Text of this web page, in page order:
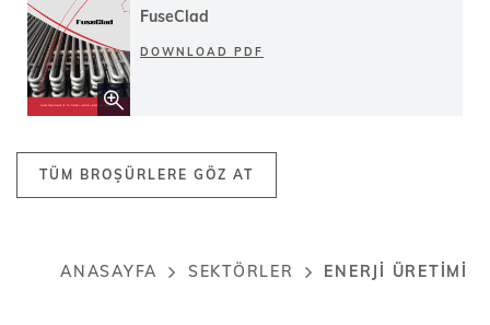
ANASAYFA SEKTÖRLER ENERJI ÜRETIMI
TÜM BROŞÜRLERE GÖZ AT
FuseClad
DOWNLOAD PDF